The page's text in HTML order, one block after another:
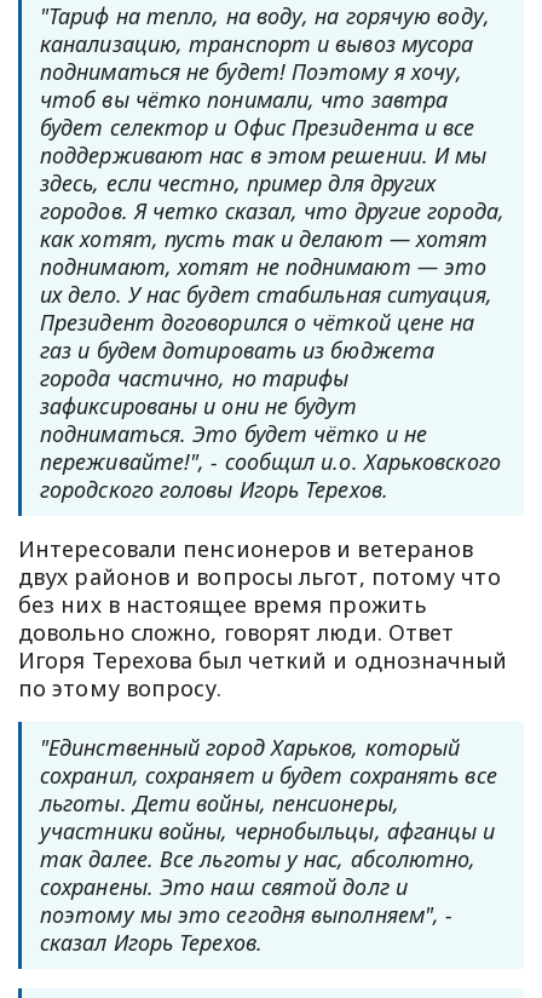
"Тариф на тепло, на воду, на горячую воду,
канализацию, транспорт и вывоз мусора
подниматься не будет! Поэтому я хочу,
чтоб вы чётко понимали, что завтра
будет селектор и Офис Президента и все
поддерживают нас в этом решении. И мы
здесь, если честно, пример для других
городов. Я четко сказал, что другие города,
как хотят, пусть так и делают — хотят
поднимают, хотят не поднимают — это
их дело. У нас будет стабильная ситуация,
Президент договорился о чёткой цене на
газ и будем дотировать из бюджета
города частично, но тарифы
зафиксированы и они не будут
подниматься. Это будет чётко и не
переживайте!", - сообщил и.о. Харьковского
городского головы Игорь Терехов.
Интересовали пенсионеров и ветеранов
двух районов и вопросы льгот, потому что
без них в настоящее время прожить
довольно сложно, говорят люди. Ответ
Игоря Терехова был четкий и однозначный
по этому вопросу.
"Единственный город Харьков, который
сохранил, сохраняет и будет сохранять все
льготы. Дети войны, пенсионеры,
участники войны, чернобыльцы, афганцы и
так далее. Все льготы у нас, абсолютно,
сохранены. Это наш святой долг и
поэтому мы это сегодня выполняем", -
сказал Игорь Терехов.